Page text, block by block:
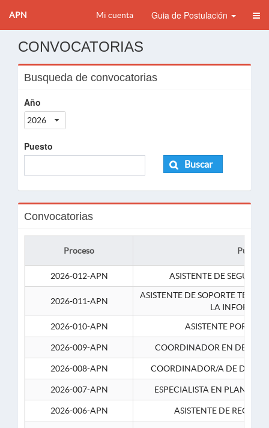
APN Mi cuenta Guia de Postulación
CONVOCATORIAS
Busqueda de convocatorias
Año
2026
Puesto
Buscar
Convocatorias
Proceso Puesto
2026-012-APN ASISTENTE DE
2026-011-APN
ASISTENTE DE SOPORTE
LA
2026-010-APN
ASISTENTE
2026-009-APN COORDINADOR EN
2026-008-APN COORDINADOR/A DE
2026-007-APN ESPECIALISTA EN
2026-006-APN ASISTENTE DE